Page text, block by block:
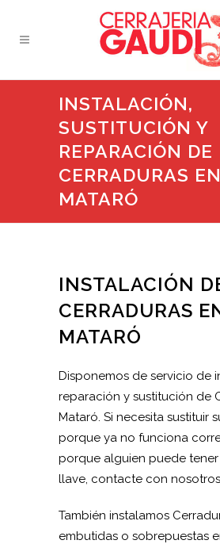
INSTALACIÓN,
SUSTITUCIÓN Y
REPARACIÓN DE
CERRADURAS EN
MATARÓ
INSTALACIÓN
CERRADURAS
MATARÓ
Disponemos de servicio de
reparación y sustitución de
Mataró. Si necesita sustituir
porque ya no funciona
porque alguien puede
llave, contacte con
También instalamos
embutidas o sobrepuestas